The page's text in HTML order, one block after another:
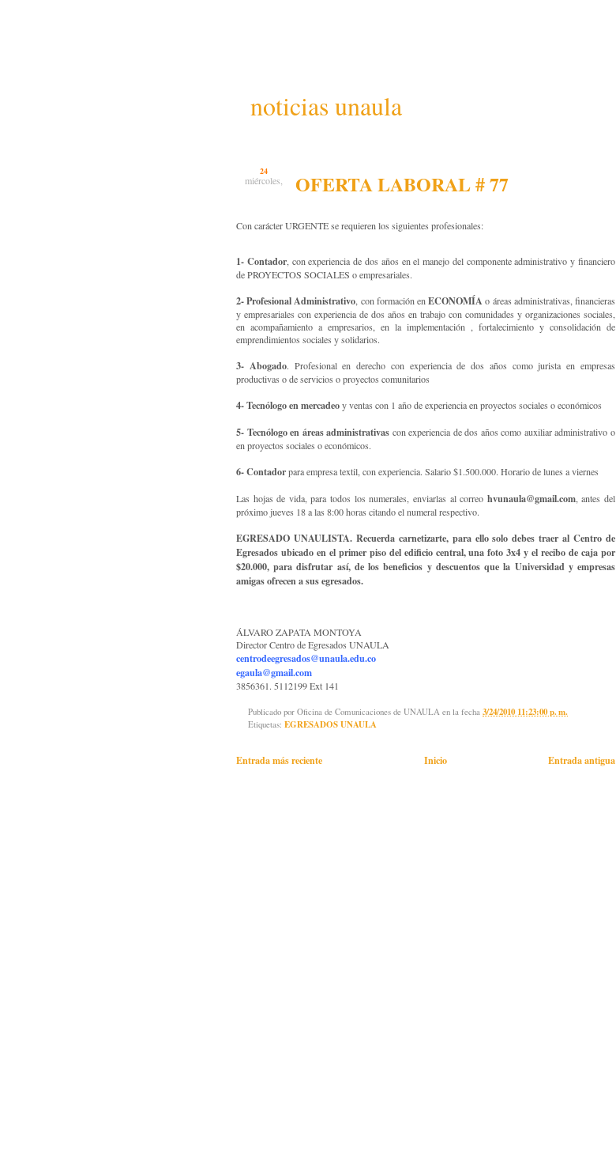
noticias unaula
24
miércoles, OFERTA LABORAL # 77
Con carácter URGENTE se requieren los siguientes profesionales:
1- Contador, con experiencia de dos años en el manejo del componente administrativo y financiero
de PROYECTOS SOCIALES o empresariales.
2-Profesional Administrativo, con formación enECONOMÍAo áreas administrativas, financieras
y empresariales con experiencia de dos años en trabajo con comunidades y organizaciones sociales,
en acompañamiento a empresarios, en la implementación , fortalecimiento y consolidación de
emprendimientos sociales y solidarios.
3- Abogado. Profesional en derecho con experiencia de dos años como jurista en empresas
productivas o de servicios o proyectos comunitarios
4-Tecnólogo en mercadeoy ventas con 1 año de experiencia en proyectos sociales o económicos
5- Tecnólogo en áreas administrativas con experiencia de dos años como auxiliar administrativo o
en proyectos sociales o económicos.
6-Contadorpara empresa textil, con experiencia. Salario $1.500.000. Horario de lunes a viernes
Las hojas de vida, para todos los numerales, enviarlas al correo hvunaula@gmail.com, antes del
próximo jueves 18 a las 8:00 horas citando el numeral respectivo.
EGRESADO UNAULISTA. Recuerda carnetizarte, para ello solo debes traer al Centro de
Egresados ubicado en el primer piso del edificio central, una foto 3x4 y el recibo de caja por
$20.000, para disfrutar así, de los beneficios y descuentos que la Universidad y empresas
amigas ofrecen a sus egresados.
ÁLVARO ZAPATA MONTOYA
Director Centro de Egresados UNAULA
centrodeegresados@unaula.edu.co
egaula@gmail.com
3856361. 5112199 Ext 141
Publicado por Oficina de Comunicaciones de UNAULA en la fecha 3/24/2010 11:23:00 p. m.
Etiquetas: EGRESADOS UNAULA
Entrada más reciente Entrada antigua
Inicio